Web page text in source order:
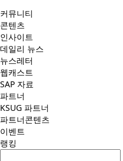
커뮤니티
콘텐츠
인사이트
데일리 뉴스
뉴스레터
웹캐스트
SAP 자료
파트너
KSUG 파트너
파트너콘텐츠
이벤트
랭킹